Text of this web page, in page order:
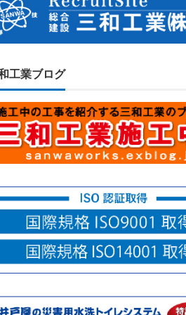
工業ブログ